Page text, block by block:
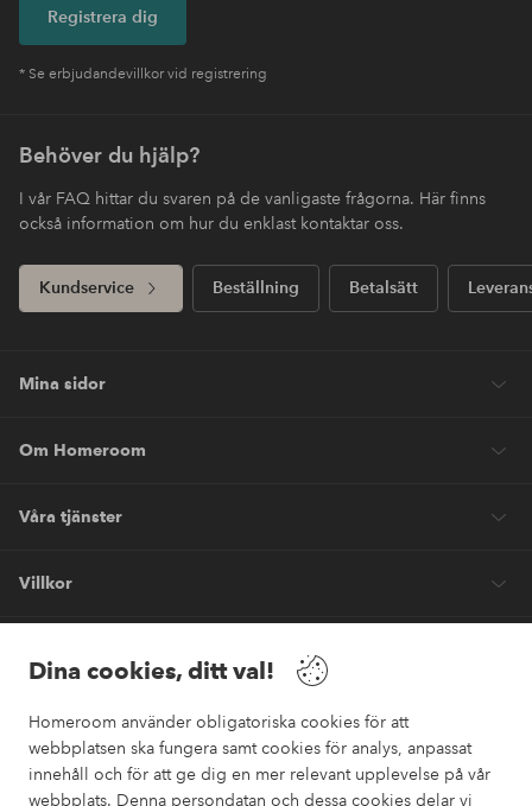
Dina cookies, ditt val!
Homeroom använder obligatoriska cookies för att
webbplatsen ska fungera samt cookies för analys, anpassat
innehåll och för att ge dig en mer relevant upplevelse på vår
webbplats. Denna persondatan och dessa cookies delar vi
Registrera dig
* Se erbjudandevillkor vid registrering
Behöver du hjälp?
I vår FAQ hittar du svaren på de vanligaste frågorna. Här finns
också information om hur du enklast kontaktar oss.
Kundservice Beställning Betalsätt
Mina sidor
Om Homeroom
Våra tjänster
Villkor